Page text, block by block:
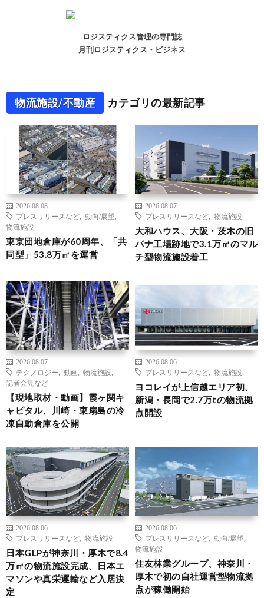
ロジスティクス管理の専門誌
月刊ロジスティクス・ビジネス
物流施設/不動産 カテゴリの最新記事
2026.08.08
プレスリリースなど
動向/展望
物流施設
東京団地倉庫が60周年、「共
同型」53.8万㎡を運営
2026.08.07
プレスリリースなど
物流施設
大和ハウス、大阪・茨木の旧
パナ工場跡地で3.1万㎡のマル
チ型物流施設着工
2026.08.07
テクノロジー
動画 物流施設
記者会見など
【現地取材・動画】霞ヶ関キ
ャピタル、川崎・東扇島の冷
凍自動倉庫を公開
2026.08.06
プレスリリースなど
物流施設
ヨコレイが上信越エリア初、
新潟・長岡で2.7万tの物流拠
点開設
2026.08.06
プレスリリースなど
物流施設
日本GLPが神奈川・厚木で8.4
万㎡の物流施設完成、日本エ
マソンや真栄運輸など入居決
定
2026.08.06
プレスリリースなど
動向/展望
物流施設
住友林業グループ、神奈川・
厚木で初の自社運営型物流拠
点が稼働開始